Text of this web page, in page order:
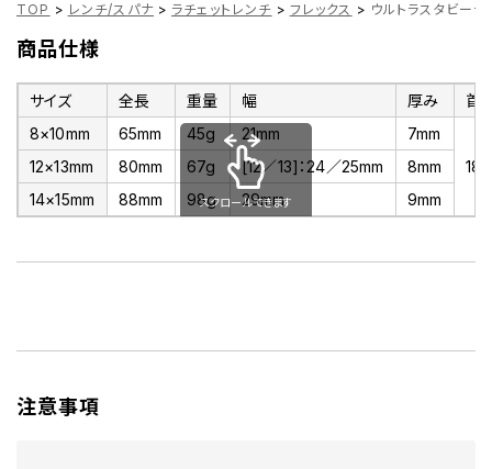
TOP > レンチ/スパナ > ラチェットレンチ > フレックス > ウルトラスタビー
商品仕様
サイズ 全長 重量 幅 厚み
首
8×10mm
65mm 45g 21mm
7mm
12×13mm 80mm 67g [12／13]：24／25mm
8mm
14×15mm
88mm 98g 29mm 9mm
スクロールできます
注意事項